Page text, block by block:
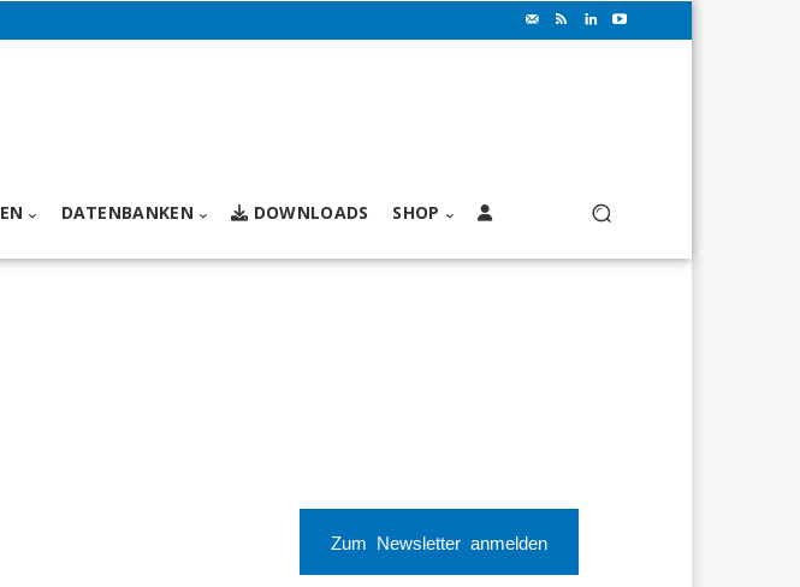
DATENBANKEN DOWNLOADS SHOP
Zum Newsletter anmelden